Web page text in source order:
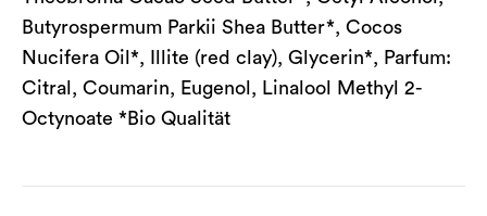
Butyrospermum Parkii Shea Butter*, Cocos
Nucifera Oil*, Illite (red clay), Glycerin*, Parfum:
Citral, Coumarin, Eugenol, Linalool Methyl 2-
Octynoate *Bio Qualität